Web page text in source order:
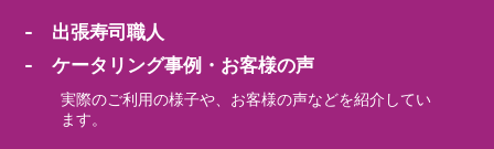
- 出張寿司職人
- ケータリング事例・お客様の声
実際のご利用の様子や、お客様の声などを紹介してい
ます。